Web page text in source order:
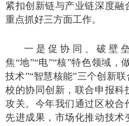
紧扣创新链与产业链深度融
重点抓好三方面工作。
一是促协同、破壁
焦“地”“电”“核”特色领域，
技术”“智慧核能”三个创新
校的协同创新，联合申报科
攻关。今年我们通过区校合
先进成果，市场化推动技术